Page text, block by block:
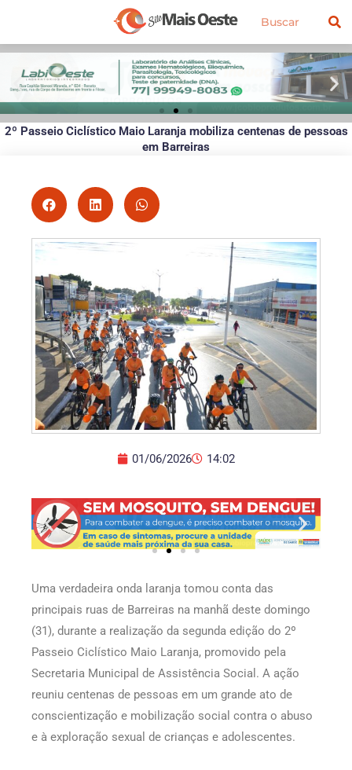
o
conteúdo
Pesquisar
2º Passeio Ciclístico Maio Laranja mobiliza centenas de pessoas
em Barreiras
01/06/2026 14:02
Uma verdadeira onda laranja tomou conta das
principais ruas de Barreiras na manhã deste domingo
(31), durante a realização da segunda edição do 2º
Passeio Ciclístico Maio Laranja, promovido pela
Secretaria Municipal de Assistência Social. A ação
reuniu centenas de pessoas em um grande ato de
conscientização e mobilização social contra o abuso
e à exploração sexual de crianças e adolescentes.